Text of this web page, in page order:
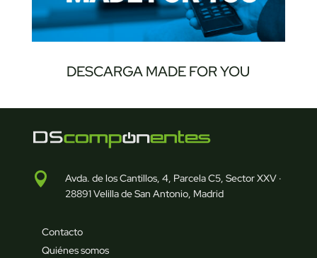
DESCARGA MADE FOR YOU

Avda. de los Cantillos, 4, Parcela C5, Sector XXV ·
28891 Velilla de San Antonio, Madrid
Contacto
Quiénes somos